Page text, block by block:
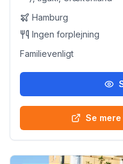
Hamburg
Ingen forplejning
Familievenligt
Se